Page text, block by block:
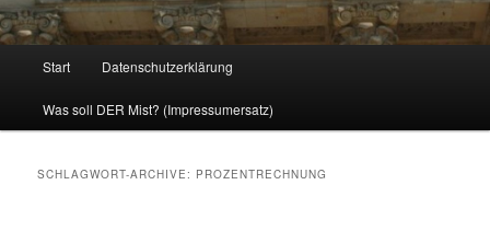
Zum
Inhalt
Zum
sekundären
Start Datenschutzerklärung
Was soll DER Mist? (Impressumersatz)
SCHLAGWORT-ARCHIVE: PROZENTRECHNUNG